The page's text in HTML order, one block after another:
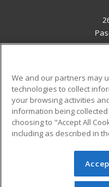
Military
Financial Assistance
Help
© 2026 ed2go, a
reserved. The
We and our partners may
technologies to collect
your browsing activities
information being
choosing to "Accept All
including as described in